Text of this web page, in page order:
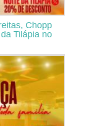
Chopp
Tilápia no